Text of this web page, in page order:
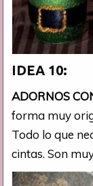
IDEA 10:
ADORNOS
forma muy
Todo lo que
cintas. Son